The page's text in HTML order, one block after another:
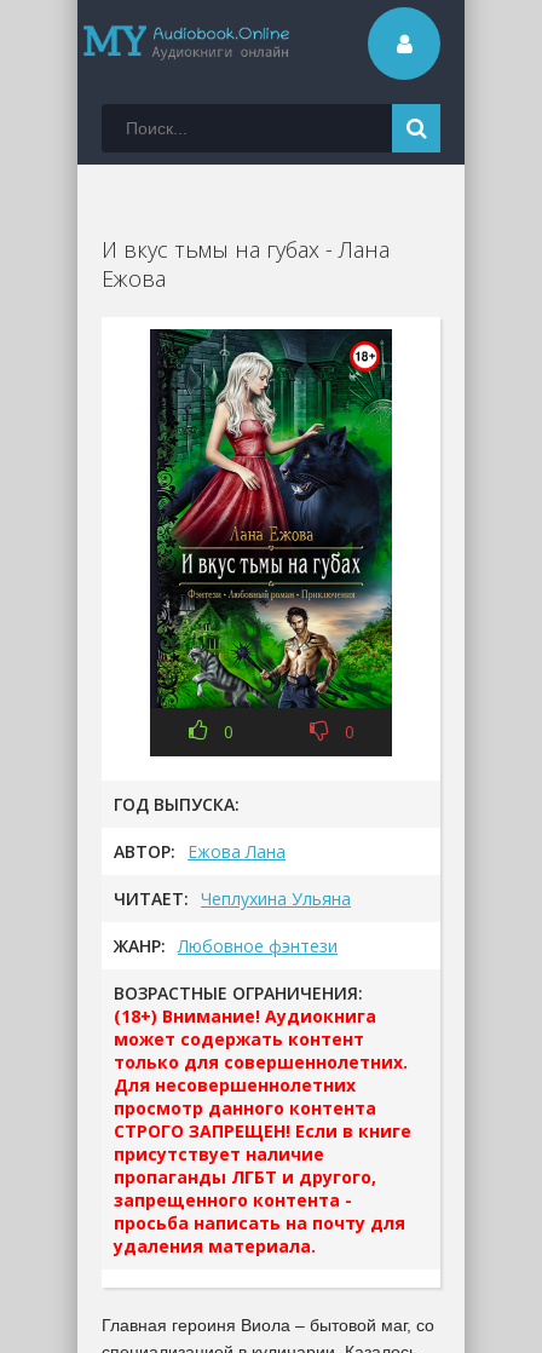
И вкус тьмы на губах - Лана
Ежова
0 0
ГОД ВЫПУСКА:
АВТОР: Ежова Лана
ЧИТАЕТ: Чеплухина Ульяна
ЖАНР: Любовное фэнтези
ВОЗРАСТНЫЕ ОГРАНИЧЕНИЯ:
(18+) Внимание! Аудиокнига
может содержать контент
только для совершеннолетних.
Для несовершеннолетних
просмотр данного контента
СТРОГО ЗАПРЕЩЕН! Если в книге
присутствует наличие
пропаганды ЛГБТ и другого,
запрещенного контента -
просьба написать на почту для
удаления материала.
Главная героиня Виола – бытовой маг, со